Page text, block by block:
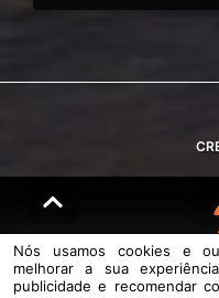
©
Nós usamos cookies e
melhorar a sua
publicidade e recomendar